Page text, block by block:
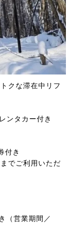
クな滞在中リフ
ンタカー付き
付き
でご利用いただ
（営業期間／